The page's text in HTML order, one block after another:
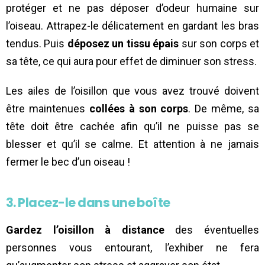
protéger et ne pas déposer d’odeur humaine sur
l’oiseau. Attrapez-le délicatement en gardant les bras
tendus. Puis déposez un tissu épais sur son corps et
sa tête, ce qui aura pour effet de diminuer son stress.
Les ailes de l’oisillon que vous avez trouvé doivent
être maintenues collées à son corps. De même, sa
tête doit être cachée afin qu’il ne puisse pas se
blesser et qu’il se calme. Et attention à ne jamais
fermer le bec d’un oiseau !
3. Placez-le dans une boîte
Gardez l’oisillon à distancedes éventuelles
personnes vous entourant, l’exhiber ne fera